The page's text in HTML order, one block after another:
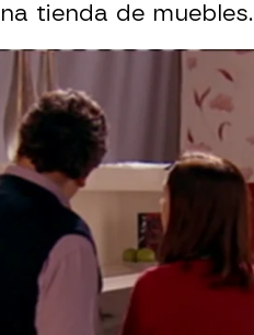
tienda de muebles.